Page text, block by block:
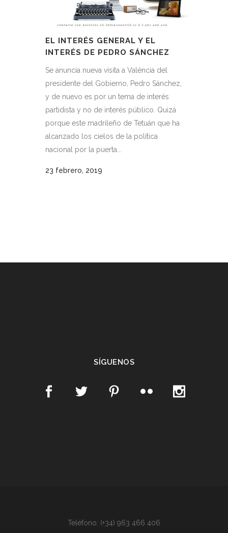
EL INTERÉS GENERAL Y EL
INTERÉS DE PEDRO SÁNCHEZ
Se anuncia nueva visita a Valéncia del
presidente del Gobierno, Pedro Sánchez,
y de nuevo es por un tema de interés
partidista y no de interés público. Quizá
porque este madrileño de Tetuán que ha
alcanzado los cielos de la política
nacional por la puerta...
23 febrero, 2019
SÍGUENOS
Teléfono: (+34) 963 466 406